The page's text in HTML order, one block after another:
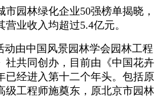
市园林绿化企业50强榜单揭晓，
业收入均超过5.4亿元。
动由中国风景园林学会园林工程
社共同创办，目前由《中国花卉
已经进入第十二个年头。包括原
级工程师施奠东，原北京市园林